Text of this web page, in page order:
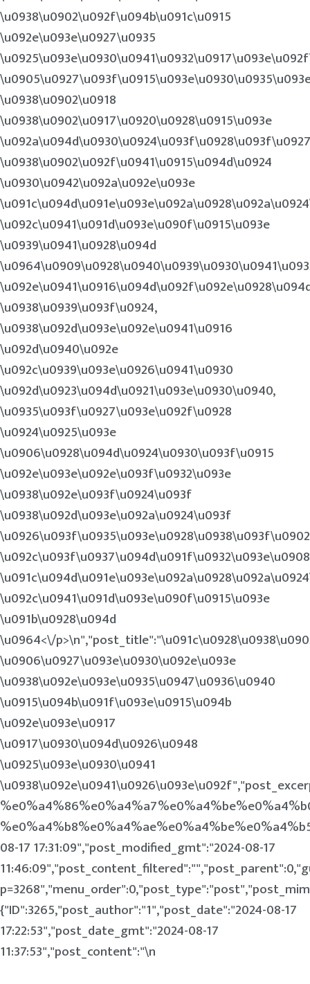
\u0938\u0902\u092f\u094b\u091c\u0915
\u092e\u093e\u0927\u0935
\u0938\u0902\u0918
\u0938\u0902\u0917\u0920\u0928\u0915\u093e
\u0938\u0902\u092f\u0941\u0915\u094d\u0924
\u0930\u0942\u092a\u092e\u093e
\u092c\u0941\u091d\u093e\u090f\u0915\u093e
\u0939\u0941\u0928\u094d
\u0938\u0939\u093f\u0924,
\u0938\u092d\u093e\u092e\u0941\u0916
\u092d\u0940\u092e
\u092c\u0939\u093e\u0926\u0941\u0930
\u092d\u0923\u094d\u0921\u093e\u0930\u0940,
\u0935\u093f\u0927\u093e\u092f\u0928
\u0924\u0925\u093e
\u0906\u0928\u094d\u0924\u0930\u093f\u0915
\u092e\u093e\u092e\u093f\u0932\u093e
\u0938\u092e\u093f\u0924\u093f
\u0938\u092d\u093e\u092a\u0924\u093f
\u092c\u093f\u0937\u094d\u091f\u0932\u093e\u0908
\u092c\u0941\u091d\u093e\u090f\u0915\u093e
\u091b\u0928\u094d
\u0964<\/p>\n
\u0906\u0927\u093e\u0930\u092e\u093e
\u0938\u092e\u093e\u0935\u0947\u0936\u0940
\u0915\u094b\u091f\u093e\u0915\u094b
\u092e\u093e\u0917
\u0917\u0930\u094d\u0926\u0948
\u0925\u093e\u0930\u0941
08-17 17:31:09","post_modified_gmt":"2024-08-17
{"ID":3265,"post_author":"1","post_date":"2024-08-17
17:22:53","post_date_gmt":"2024-08-17
11:37:53","post_content":"\n